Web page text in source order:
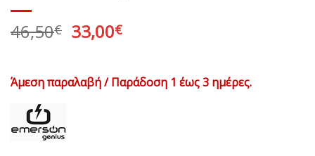
46,50€ Original
price
46,50€.
33,00€Η
είναι:
Άμεση παραλαβή / Παράδοση 1 έως 3 ημέρες.